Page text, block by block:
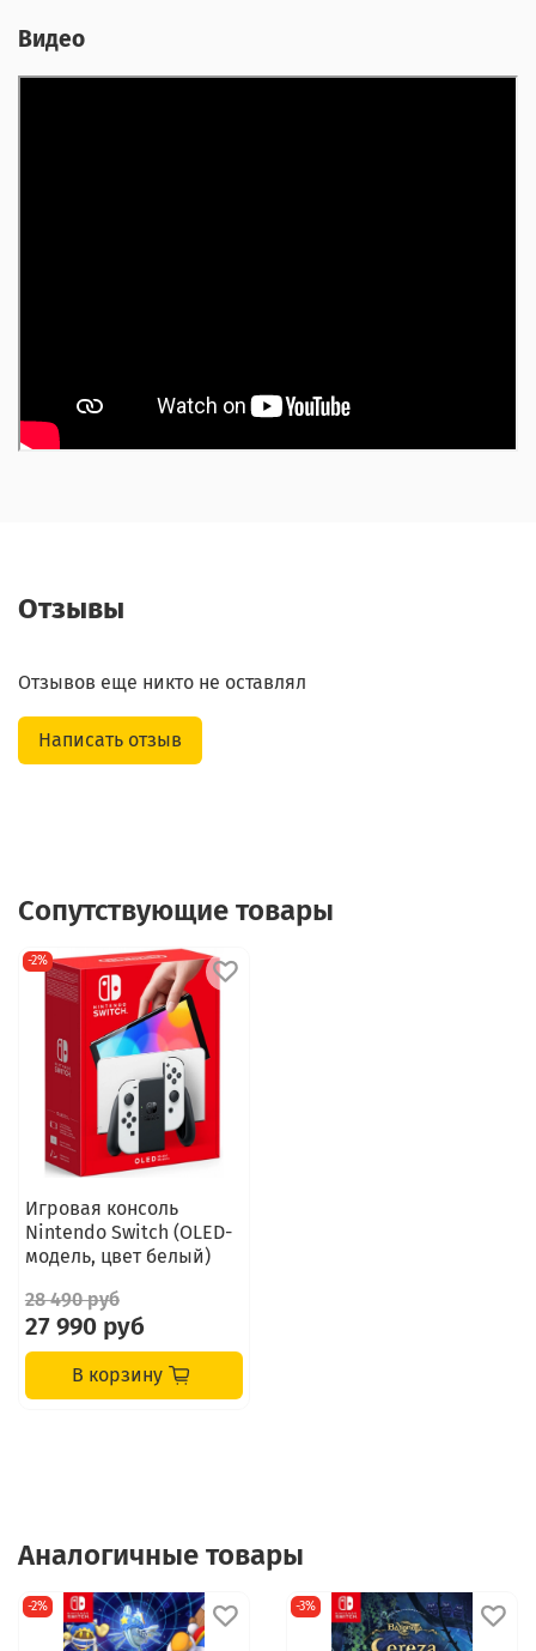
Видео
Отзывы
Отзывов еще никто не оставлял
Написать отзыв
Сопутствующие товары
-2%
Игровая консоль
Nintendo Switch (OLED-
модель, цвет белый)
28 490 руб
27 990 руб
В корзину
Аналогичные товары
-2% -3%